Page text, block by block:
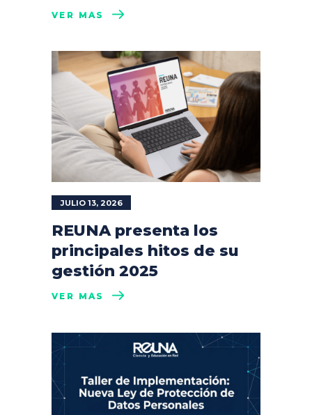
VER MÁS
JULIO 13, 2026
REUNA presenta los
principales hitos de su
gestión 2025
VER MÁS